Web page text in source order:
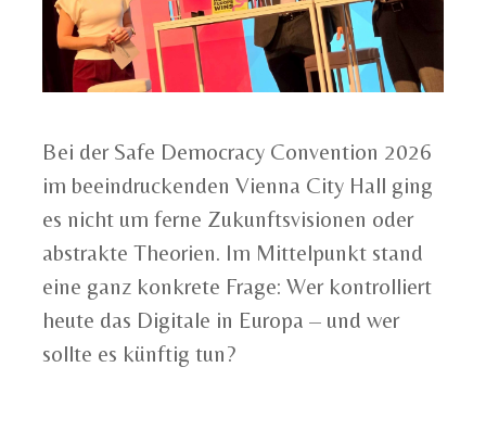
Bei der Safe Democracy Convention 2026
im beeindruckenden Vienna City Hall ging
es nicht um ferne Zukunftsvisionen oder
abstrakte Theorien. Im Mittelpunkt stand
eine ganz konkrete Frage: Wer kontrolliert
heute das Digitale in Europa – und wer
sollte es künftig tun?